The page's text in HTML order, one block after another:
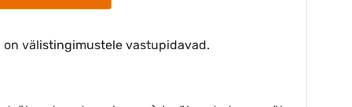
on välistingimustele vastupidavad.